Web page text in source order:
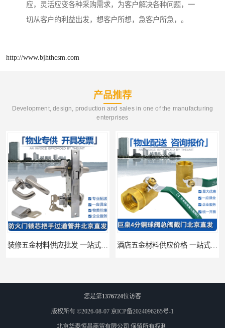
应，灵活应变各种采购需求，为客户解决各种问题，一
切从客户的利益出发，想客户所想，急客户所急，。
http://www.bjhthcsm.com
产品推荐
Development, design, production and sales in one of the manufacturing
enterprises
装修五金材料供应批发 一站式供应 酒店五金材料供应价格 一站式配送
您是第1376724位访客
版权所有 ©2026-08-07 京ICP备2024096265号-1
北京华泰恒昌商贸有限公司 保留所有权利.